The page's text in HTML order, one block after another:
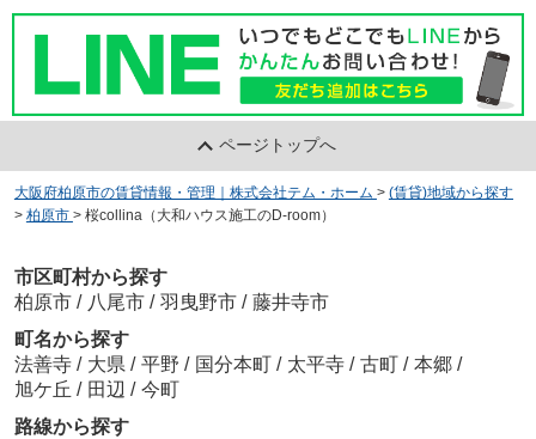
ページトップへ
大阪府柏原市の賃貸情報・管理｜株式会社テム・ホーム > (賃貸)地域から探す
> 柏原市 > 桜collina（大和ハウス施工のD-room）
市区町村から探す
柏原市 / 八尾市 / 羽曳野市 / 藤井寺市
町名から探す
法善寺 / 大県 / 平野 / 国分本町 / 太平寺 / 古町 / 本郷 /
旭ケ丘 / 田辺 / 今町
路線から探す